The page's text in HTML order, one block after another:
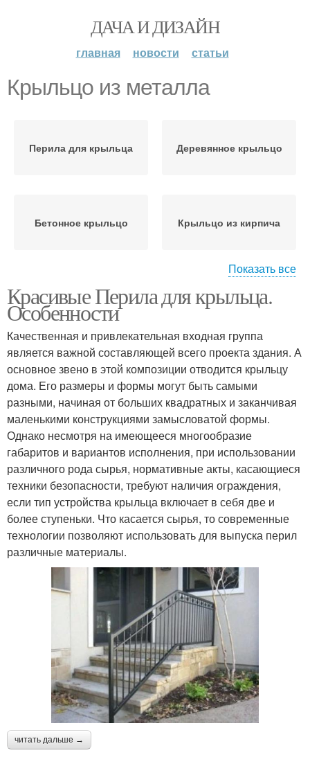
ДАЧА И ДИЗАЙН
главная новости статьи
Крыльцо из металла
Перила для крыльца Деревянное крыльцо
Бетонное крыльцо Крыльцо из кирпича
Входное крыльцо Закрытое крыльцо
Крыльца в дачном
домике
Металлическое
крыльцо
Каменное крыльцо Крыльцо перед домом
Крыльца к дому Крыльца на даче
Ступени для крыльца
Фундамент под
крыльцо
Крыльца в частном
доме
Крыльцо к дому
Крыльцо из бетона
Показать все
Красивые Перила для крыльца.
Особенности
Качественная и привлекательная входная группа
является важной составляющей всего проекта здания. А
основное звено в этой композиции отводится крыльцу
дома. Его размеры и формы могут быть самыми
разными, начиная от больших квадратных и заканчивая
маленькими конструкциями замысловатой формы.
Однако несмотря на имеющееся многообразие
габаритов и вариантов исполнения, при использовании
различного рода сырья, нормативные акты, касающиеся
техники безопасности, требуют наличия ограждения,
если тип устройства крыльца включает в себя две и
более ступеньки. Что касается сырья, то современные
технологии позволяют использовать для выпуска перил
различные материалы.
читать дальше →